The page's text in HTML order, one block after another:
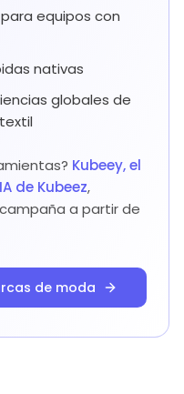
equipos con
nativas
globales de
Kubeey, el
de Kubeez,
a partir de
de moda